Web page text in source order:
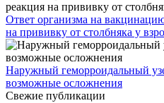
Ответ организма на
на прививку от столбняка у
Наружный геморроидальный
возможные осложнения
Свежие публикации